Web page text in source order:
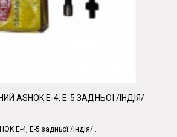
ASHOK E-4, Е-5 ЗАДНЬОЇ /ІНДІЯ/
E-4, Е-5 задньої /Індія/..